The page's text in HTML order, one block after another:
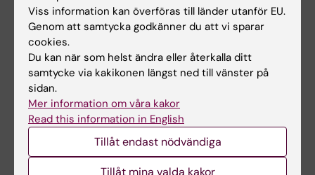
Carina Lindblad
Kursansvarig
Telefon:
+46852483864
E-post:
carina.lindblad@ki.se
Lena Marie Petersson
Kursexaminator
Viss information kan överföras till länder utanför EU.
Genom att samtycka godkänner du att vi sparar
cookies.
Du kan när som helst ändra eller återkalla ditt
samtycke via kakikonen längst ned till vänster på
sidan.
Mer information om våra kakor
Read this information in English
Tillåt endast nödvändiga
Tillåt mina valda kakor